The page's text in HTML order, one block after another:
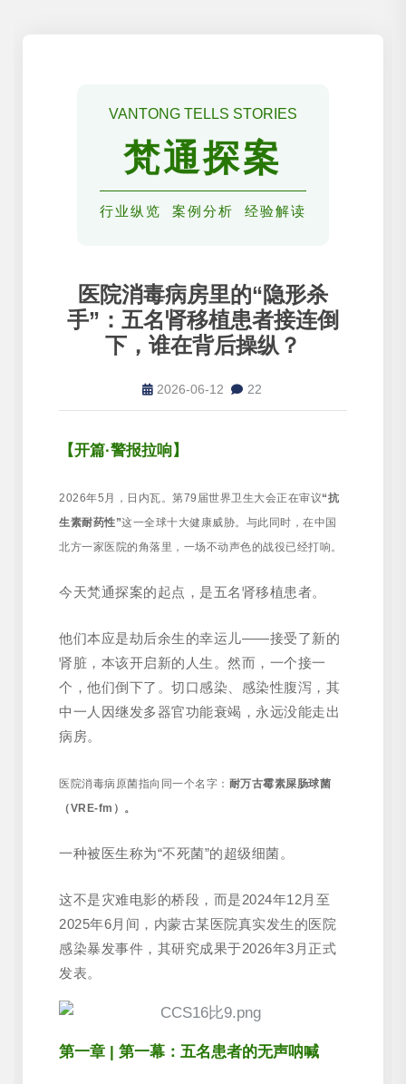
VANTONG TELLS STORIES
梵通探案
行业纵览 案例分析 经验解读
医院消毒病房里的“隐形杀
手”：五名肾移植患者接连倒
下，谁在背后操纵？
2026-06-12 22
【开篇·警报拉响】
2026年5月，日内瓦。第79届世界卫生大会正在审议“抗
生素耐药性”这一全球十大健康威胁。与此同时，在中国
北方一家医院的角落里，一场不动声色的战役已经打响。
今天梵通探案的起点，是五名肾移植患者。
他们本应是劫后余生的幸运儿——接受了新的
肾脏，本该开启新的人生。然而，一个接一
个，他们倒下了。切口感染、感染性腹泻，其
中一人因继发多器官功能衰竭，永远没能走出
病房。
医院消毒病原菌指向同一个名字： 耐万古霉素屎肠球菌
（VRE-fm）。
一种被医生称为“不死菌”的超级细菌。
这不是灾难电影的桥段，而是2024年12月至
2025年6月间，内蒙古某医院真实发生的医院
感染暴发事件，其研究成果于2026年3月正式
发表。
第一章 | 第一幕：五名患者的无声呐喊